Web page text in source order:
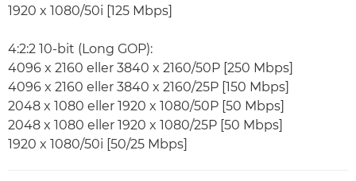
1920 x 1080/50i [125 Mbps]
4:2:2 10-bit (Long GOP):
4096 x 2160 eller 3840 x 2160/50P [250 Mbps]
4096 x 2160 eller 3840 x 2160/25P [150 Mbps]
2048 x 1080 eller 1920 x 1080/50P [50 Mbps]
2048 x 1080 eller 1920 x 1080/25P [50 Mbps]
1920 x 1080/50i [50/25 Mbps]